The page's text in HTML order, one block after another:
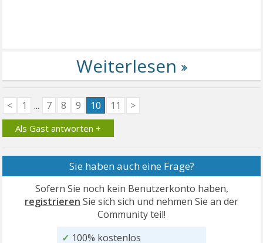
< 1 ... 7 8 9 10 11 >
Als Gast antworten +
Sie haben auch eine Frage?
Sofern Sie noch kein Benutzerkonto haben,
registrieren Sie sich sich und nehmen Sie an der
Community teil!
✓ 100% kostenlos